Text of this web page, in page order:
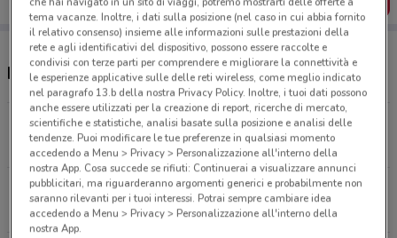
Negozi Peg Perego a Curno
Via Fermi Curno
901 m
Via E. Fermi 4 Curno
1.1 km
tema vacanze. Inoltre, i dati sulla posizione (nel caso in cui abbia fornito
il relativo consenso) insieme alle informazioni sulle prestazioni della
rete e agli identificativi del dispositivo, possono essere raccolte e
condivisi con terze parti per comprendere e migliorare la connettività e
le esperienze applicative sulle delle reti wireless, come meglio indicato
nel paragrafo 13.b della nostra Privacy Policy. Inoltre, i tuoi dati possono
anche essere utilizzati per la creazione di report, ricerche di mercato,
scientifiche e statistiche, analisi basate sulla posizione e analisi delle
tendenze. Puoi modificare le tue preferenze in qualsiasi momento
accedendo a Menu > Privacy > Personalizzazione all'interno della
nostra App. Cosa succede se rifiuti: Continuerai a visualizzare annunci
pubblicitari, ma riguarderanno argomenti generici e probabilmente non
saranno rilevanti per i tuoi interessi. Potrai sempre cambiare idea
accedendo a Menu > Privacy > Personalizzazione all'interno della
nostra App.